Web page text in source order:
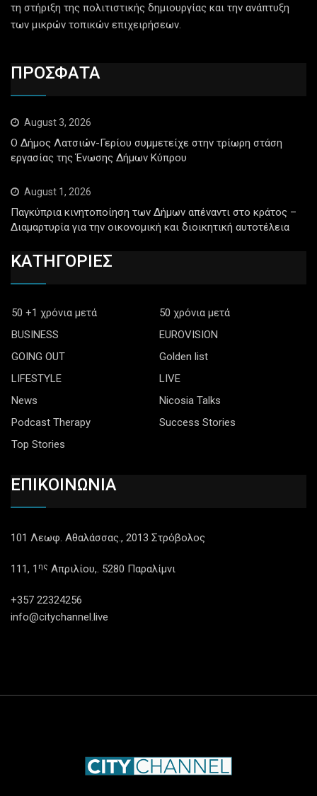
τη στήριξη της πολιτιστικής δημιουργίας και την ανάπτυξη
των μικρών τοπικών επιχειρήσεων.
ΠΡΟΣΦΑΤΑ
August 3, 2026
Ο Δήμος Λατσιών-Γερίου συμμετείχε στην τρίωρη στάση
εργασίας της Ένωσης Δήμων Κύπρου
August 1, 2026
Παγκύπρια κινητοποίηση των Δήμων απέναντι στο κράτος –
Διαμαρτυρία για την οικονομική και διοικητική αυτοτέλεια
ΚΑΤΗΓΟΡΙΕΣ
50 +1 χρόνια μετά
50 χρόνια μετά
BUSINESS
EUROVISION
GOING OUT
Golden list
LIFESTYLE
LIVE
News
Nicosia Talks
Podcast Therapy
Success Stories
Top Stories
ΕΠΙΚΟΙΝΩΝΙΑ
101 Λεωφ. Αθαλάσσας., 2013 Στρόβολος
111, 1 ης Απριλίου,. 5280 Παραλίμνι
+357 22324256
info@citychannel.live